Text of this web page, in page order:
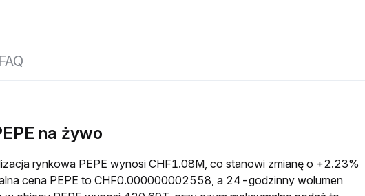
FAQ
na żywo
rynkowa PEPE wynosi CHF1.08M, co stanowi zmianę o +2.23%
cena PEPE to CHF0.000000002558, a 24-godzinny wolumen